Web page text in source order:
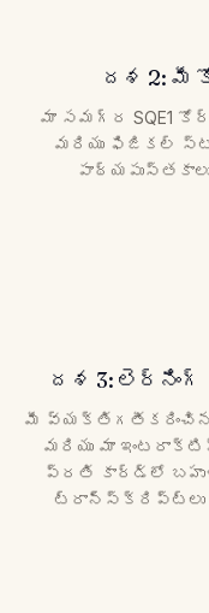
దశ 2: మీ
మా సమగ్ర SQE1
మరియు ఫిజికల్
దశ 3:
మీ వ్యక్తిగతీకరించిన
మరియు మా
ప్రతి కార్డ్‌లో
ట్రాన్‌స్క్రిప్ట్‌లు